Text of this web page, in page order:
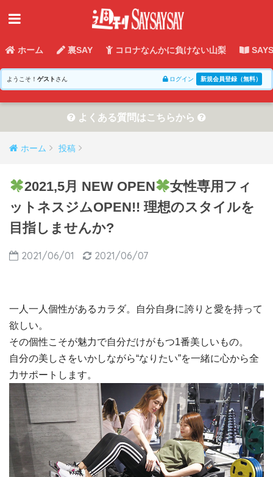
ホーム 裏SAY コロナなんかに負けない山梨
ようこそ！ ゲスト さん ログイン 新規会員登録（無料）
よくある質問はこちらから
ホーム 投稿
2021,5月 NEW OPEN
女性専用フィ
ットネスジムOPEN!! 理想のスタイルを
目指しませんか?
2021/06/01 2021/06/07
一人一人個性があるカラダ。自分自身に誇りと愛を持って
欲しい。
その個性こそが魅力で自分だけがもつ1番美しいもの。
自分の美しさをいかしながら“なりたい”を一緒に心から全
力サポートします。